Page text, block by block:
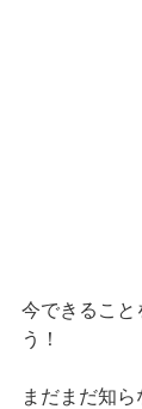
今できること
う！
まだまだ知